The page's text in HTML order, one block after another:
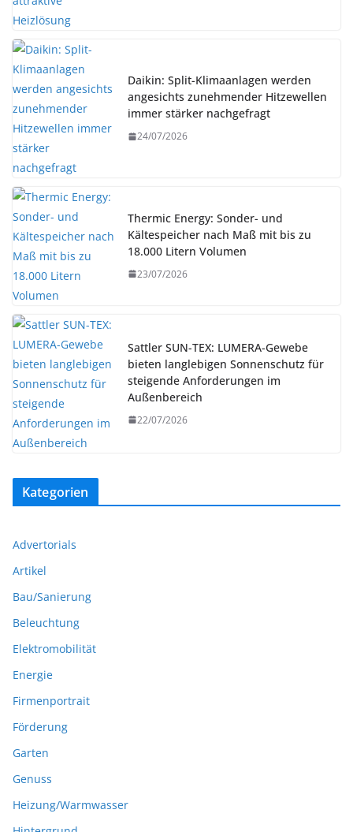
Daikin: Split-Klimaanlagen werden
angesichts zunehmender Hitzewellen
immer stärker nachgefragt
24/07/2026
Thermic Energy: Sonder- und
Kältespeicher nach Maß mit bis zu
18.000 Litern Volumen
23/07/2026
Sattler SUN-TEX: LUMERA-Gewebe
bieten langlebigen Sonnenschutz für
steigende Anforderungen im
Außenbereich
22/07/2026
Kategorien
Advertorials
Artikel
Bau/Sanierung
Beleuchtung
Elektromobilität
Energie
Firmenportrait
Förderung
Garten
Genuss
Heizung/Warmwasser